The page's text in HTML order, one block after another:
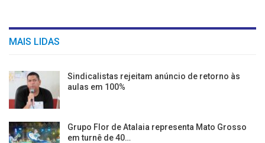
MAIS LIDAS
Sindicalistas rejeitam anúncio de retorno às
aulas em 100%
Grupo Flor de Atalaia representa Mato Grosso
em turnê de 40…